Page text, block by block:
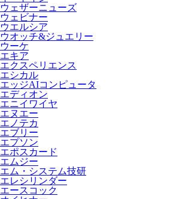
ウェザーニューズ
ウェビナー
ウエルシア
ウオッチ&ジュエリー
ウーケ
エキア
エクスペリエンス
エシカル
エッジAIコンピュータ
エディオン
エニイワイヤ
エヌエー
エノテカ
エブリー
エプソン
エポスカード
エムジー
エム・システム技研
エレシリンダー
エースコック